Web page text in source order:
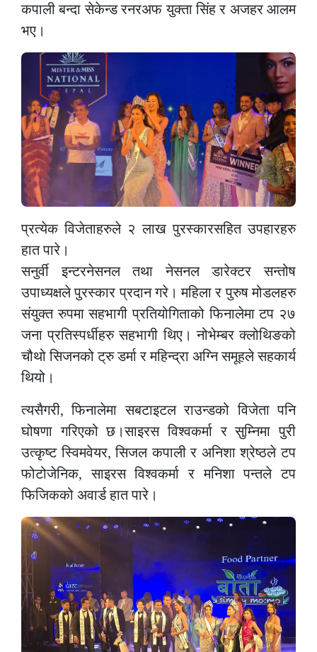
कपाली बन्दा सेकेन्ड रनरअफ युक्ता सिंह र अजहर आलम
भए।
प्रत्येक विजेताहरुले २ लाख पुरस्कारसहित उपहारहरु
हात पारे।
सनुर्वी इन्टरनेसनल तथा नेसनल डारेक्टर सन्तोष
उपाध्यक्षले पुरस्कार प्रदान गरे। महिला र पुरुष मोडलहरु
संयुक्त रुपमा सहभागी प्रतियोगिताको फिनालेमा टप २७
जना प्रतिस्पर्धीहरु सहभागी थिए। नोभेम्बर क्लोथिङको
चौथो सिजनको ट्रु डर्मा र महिन्द्रा अग्नि समूहले सहकार्य
थियो।
त्यसैगरी, फिनालेमा सबटाइटल राउन्डको विजेता पनि
घोषणा गरिएको छ।साइरस विश्वकर्मा र सुम्निमा पुरी
उत्कृष्ट स्विमवेयर, सिजल कपाली र अनिशा श्रेष्ठले टप
फोटोजेनिक, साइरस विश्वकर्मा र मनिशा पन्तले टप
फिजिकको अवार्ड हात पारे।